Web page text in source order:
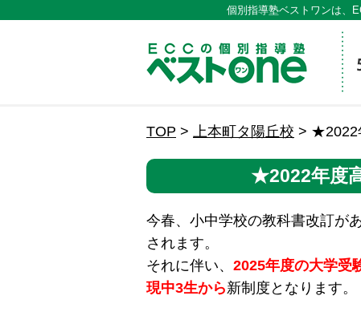
個別指導塾ベストワンは、
ECCの
TOP > 上本町タ陽丘校 > ★2022
★2022年度
今春、小中学校の教科書改訂が
されます。
それに伴い、 2025年度の大学受
現中3生から新制度となります。